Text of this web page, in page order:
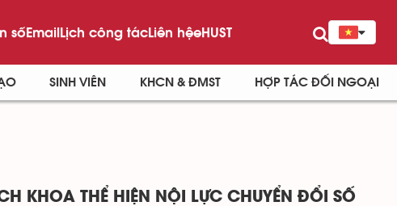
sốEmailLịch công tácLiên hệeHUST
SINH VIÊN KHCN & ĐMST HỢP TÁC ĐỐI NGOẠI
KHOA THỂ HIỆN NỘI LỰC CHUYỂN ĐỔI SỐ